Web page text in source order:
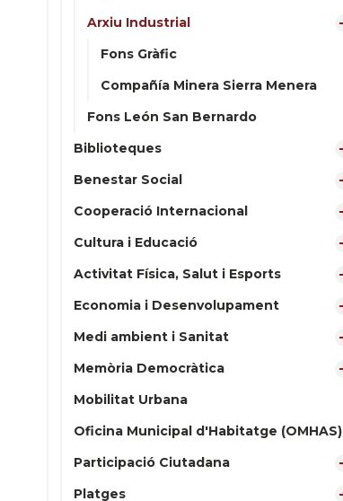
Arxiu Industrial
Fons Gràfic
Compañía Minera Sierra Menera
Fons León San Bernardo
Biblioteques
Benestar Social
Cooperació Internacional
Cultura i Educació
Activitat Física, Salut i Esports
Economia i Desenvolupament
Medi ambient i Sanitat
Memòria Democràtica
Mobilitat Urbana
Oficina Municipal d'Habitatge (OMHAS)
Participació Ciutadana
Platges